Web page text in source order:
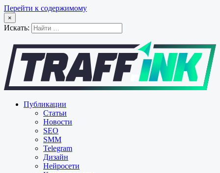
Перейти к содержимому
×
Искать:
Публикации
Статьи
Новости
SEO
SMM
Telegram
Дизайн
Нейросети